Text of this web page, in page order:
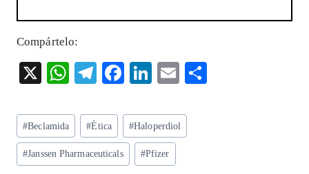
Compártelo:
X
W
ts
A
p
T
eg
ra
m
F
eb
o
o
Li
ke
dI
n
E
ai
l
Etiquetas
de
la
#Beclamida #Ética #Haloperdiol
#Janssen Pharmaceuticals #Pfizer